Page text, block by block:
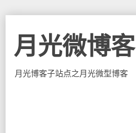
月光微博客
月光博客子站点之月光微型博客